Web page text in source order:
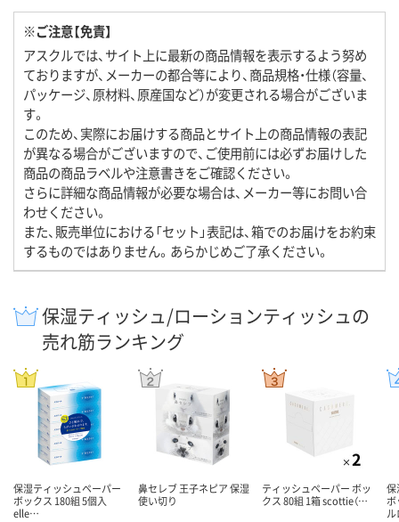
※ご注意【免責】
アスクルでは、サイト上に最新の商品情報を表示するよう努め
ておりますが、メーカーの都合等により、商品規格・仕様（容量、
パッケージ、原材料、原産国など）が変更される場合がございま
す。
このため、実際にお届けする商品とサイト上の商品情報の表記
が異なる場合がございますので、ご使用前には必ずお届けした
商品の商品ラベルや注意書きをご確認ください。
さらに詳細な商品情報が必要な場合は、メーカー等にお問い合
わせください。
また、販売単位における「セット」表記は、箱でのお届けをお約束
するものではありません。あらかじめご了承ください。
保湿ティッシュ/ローションティッシュの
売れ筋ランキング
保湿ティッシュペーパー
ボックス 180組 5個入
elle…
鼻セレブ 王子ネピア 保湿
使い切り
ティッシュペーパー ボッ
クス 80組 1箱 scottie（…
保
ボ